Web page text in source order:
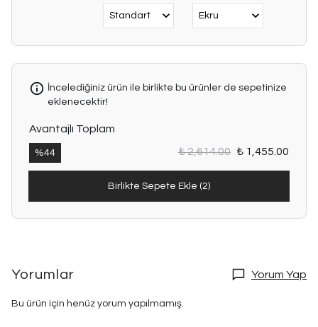
İncelediğiniz ürün ile birlikte bu ürünler de sepetinize
eklenecektir!
Avantajlı Toplam
%44 ₺ 2,614.00 ₺ 1,455.00
Birlikte Sepete Ekle (2)
Yorumlar Yorum Yap
Bu ürün için henüz yorum yapılmamış.